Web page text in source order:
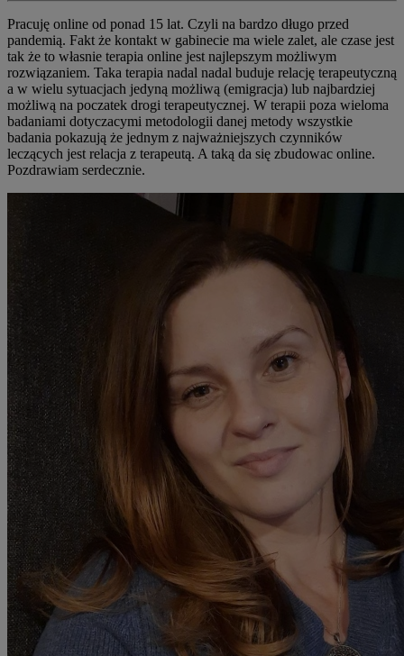
Pracuję online od ponad 15 lat. Czyli na bardzo długo przed
pandemią. Fakt że kontakt w gabinecie ma wiele zalet, ale czase jest
tak że to własnie terapia online jest najlepszym możliwym
rozwiązaniem. Taka terapia nadal nadal buduje relację terapeutyczną
a w wielu sytuacjach jedyną możliwą (emigracja) lub najbardziej
możliwą na poczatek drogi terapeutycznej. W terapii poza wieloma
badaniami dotyczacymi metodologii danej metody wszystkie
badania pokazują że jednym z najważniejszych czynników
leczących jest relacja z terapeutą. A taką da się zbudowac online.
Pozdrawiam serdecznie.